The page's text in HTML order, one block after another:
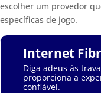
escolher um provedor
específicas de jogo.
Internet
Diga adeus às
proporciona a
confiável.